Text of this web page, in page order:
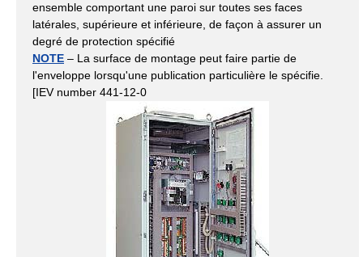
ensemble comportant une paroi sur toutes ses faces
latérales, supérieure et inférieure, de façon à assurer un
degré de protection spécifié
NOTE – La surface de montage peut faire partie de
l'enveloppe lorsqu'une publication particulière le spécifie.
[IEV number 441-12-0